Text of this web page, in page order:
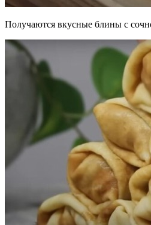
Получаются вкусные блины с